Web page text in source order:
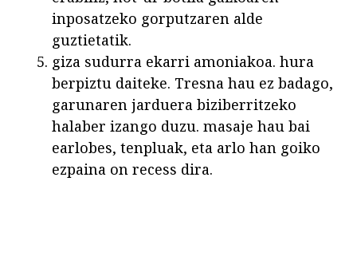
inposatzeko gorputzaren alde
guztietatik.
giza sudurra ekarri amoniakoa. hura
berpiztu daiteke. Tresna hau ez badago,
garunaren jarduera biziberritzeko
halaber izango duzu. masaje hau bai
earlobes, tenpluak, eta arlo han goiko
ezpaina on recess dira.